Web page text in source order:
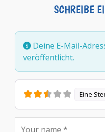
SCHREIBE
Deine E-Mail-
veröffentlicht.
Eine